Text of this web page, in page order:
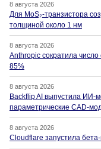
8 августа 2026
Для MoS₂-транзистора
толщиной около 1 нм
8 августа 2026
Anthropic сократила
85%
8 августа 2026
Backflip AI выпустила ИИ-
параметрические CAD-
8 августа 2026
Cloudflare запустила